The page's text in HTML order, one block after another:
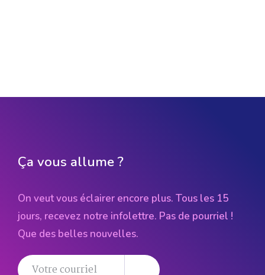
Ça vous allume ?
On veut vous éclairer encore plus. Tous les 15
jours, recevez notre infolettre. Pas de pourriel !
Que des belles nouvelles.